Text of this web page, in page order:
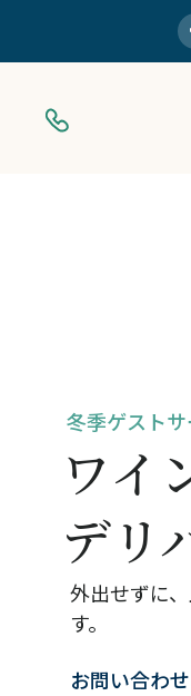
冬季ゲスト
ワイ
デリ
外出せずに
す。
お問い合わ